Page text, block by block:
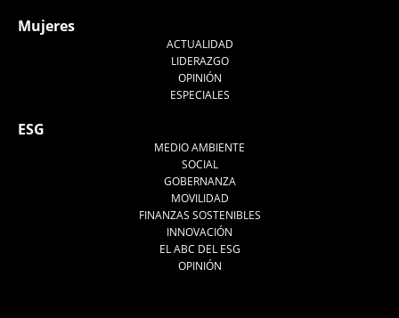
Mujeres
ACTUALIDAD
LIDERAZGO
OPINIÓN
ESPECIALES
ESG
MEDIO AMBIENTE
SOCIAL
GOBERNANZA
MOVILIDAD
FINANZAS SOSTENIBLES
INNOVACIÓN
EL ABC DEL ESG
OPINIÓN